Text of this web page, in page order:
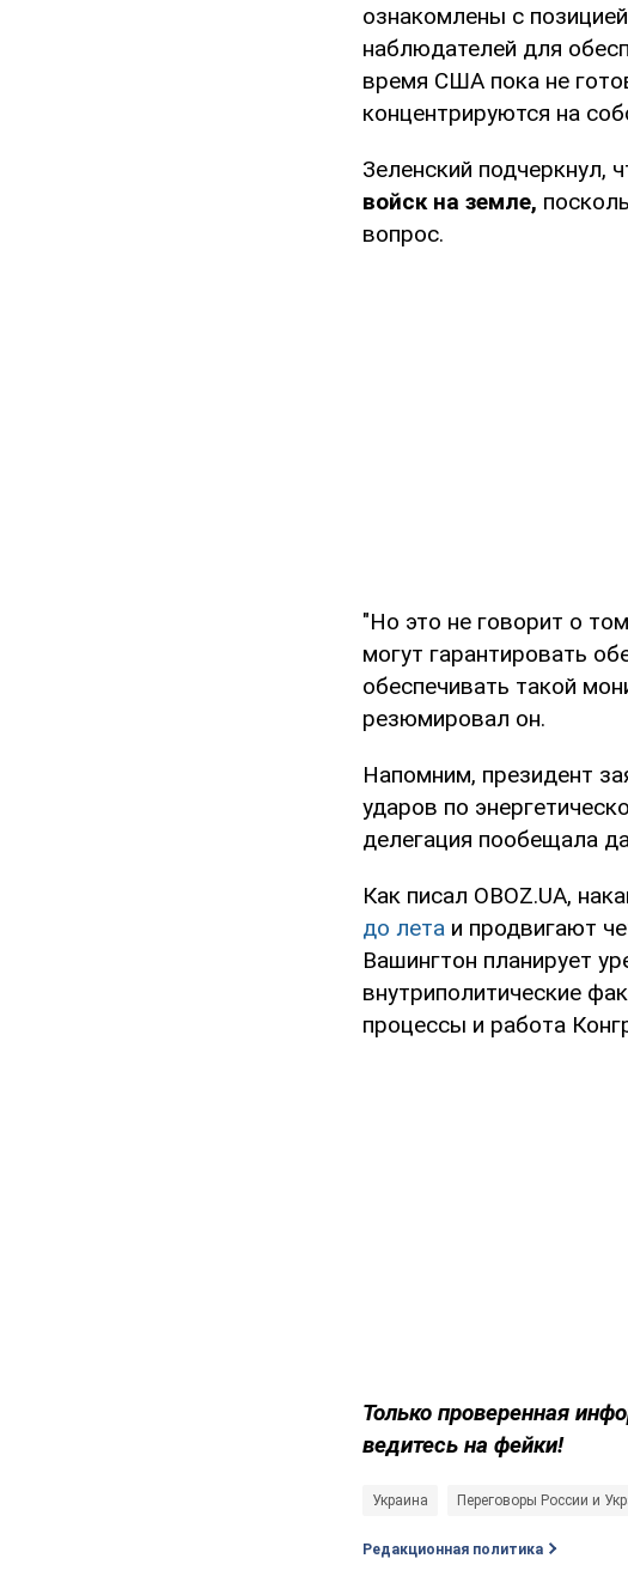
ознакомлены с
наблюдателей для
время США пока не
концентрируются на
Зеленский подчеркнул,
войск на земле,
вопрос.
"Но это не говорит о
могут гарантировать
обеспечивать такой
резюмировал он.
Напомним, президент
ударов по
делегация пообещала
Как писал OBOZ.UA,
до лета и продвигают
Вашингтон планирует
внутриполитические
процессы и работа
Только проверенная
ведитесь на фейки!
Украина Переговоры России и
Редакционная политика